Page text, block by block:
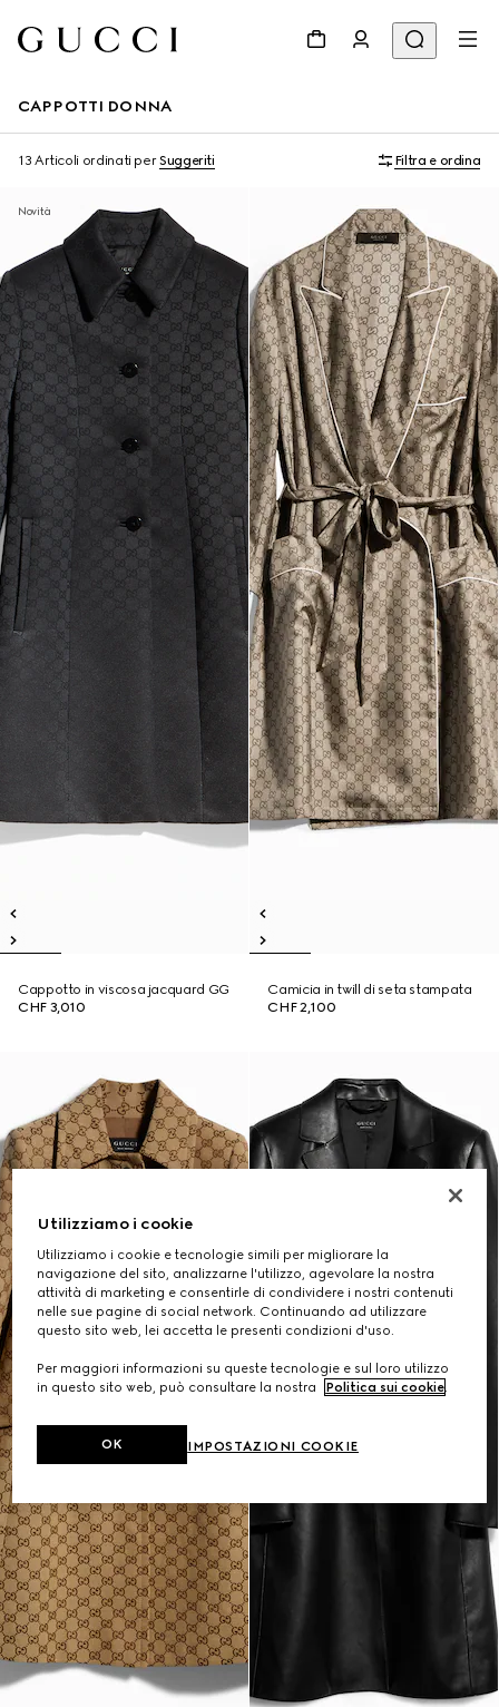
CAPPOTTI DONNA
13 Articoli ordinati perSuggeriti Filtra e ordina
Novità
Cappotto in viscosa jacquard GG
CHF 3,010
Camicia in twill di seta stampata
CHF 2,100
Utilizziamo i cookie
Utilizziamo i cookie e tecnologie simili per migliorare la
navigazione del sito, analizzarne l'utilizzo, agevolare la nostra
attività di marketing e consentirle di condividere i nostri contenuti
nelle sue pagine di social network. Continuando ad utilizzare
questo sito web, lei accetta le presenti condizioni d'uso.
Per maggiori informazioni su queste tecnologie e sul loro utilizzo
in questo sito web, può consultare la nostra
Politica sui cookie
IMPOSTAZIONI COOKIE
OK